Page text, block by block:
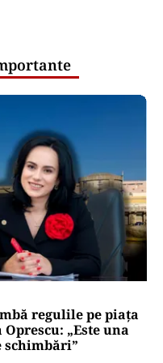
regulile pe piața
„Este una